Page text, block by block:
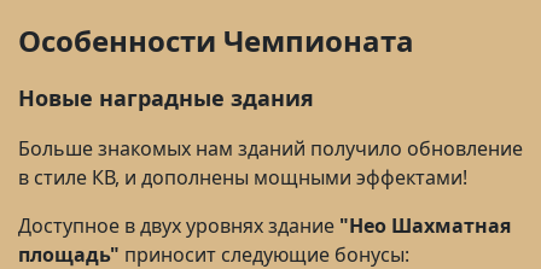
Особенности Чемпионата
Новые наградные здания
Больше знакомых нам зданий получило обновление
в стиле КВ, и дополнены мощными эффектами!
Доступное в двух уровнях здание "Нео Шахматная
площадь" приносит следующие бонусы: